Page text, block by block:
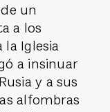
un
a los
la Iglesia
a insinuar
y a sus
alfombras